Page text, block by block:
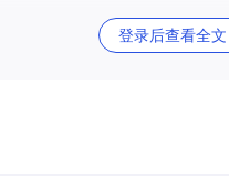
含用户连接数、任务数量和
登录后查看全文